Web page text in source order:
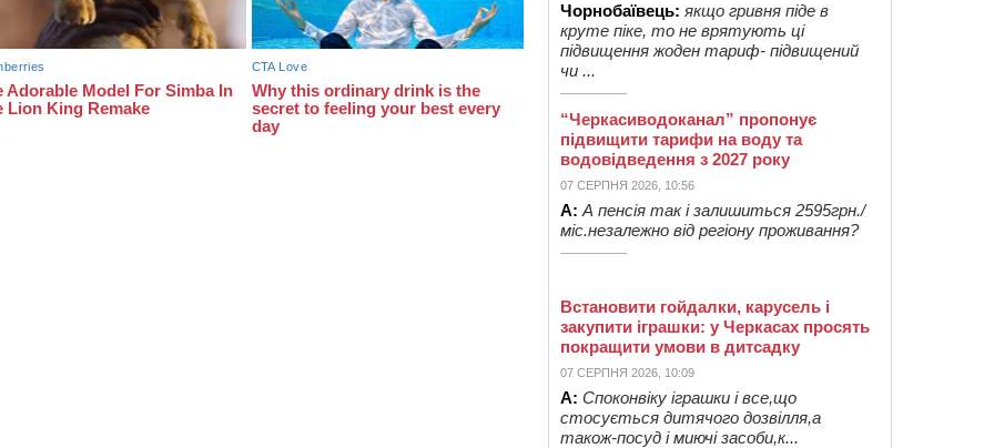
Чорнобаївець: якщо гривня піде в
круте піке, то не врятують ці
підвищення жоден тариф- підвищений
чи ...
“Черкасиводоканал” пропонує
підвищити тарифи на воду та
водовідведення з 2027 року
07 СЕРПНЯ 2026, 10:56
А: А пенсія так і залишиться 2595грн./
міс.незалежно від регіону проживання?
Встановити гойдалки, карусель і
закупити іграшки: у Черкасах просять
покращити умови в дитсадку
07 СЕРПНЯ 2026, 10:09
А: Споконвіку іграшки і все,що
стосується дитячого дозвілля,а
також-посуд і миючі засоби,к...